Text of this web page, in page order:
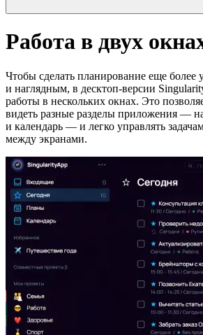
Работа в двух
Чтобы сделать планирование еще более
и наглядным, в десктоп-версии
работы в нескольких окнах. Это
видеть разные разделы приложения —
и календарь — и легко управлять
между экранами.